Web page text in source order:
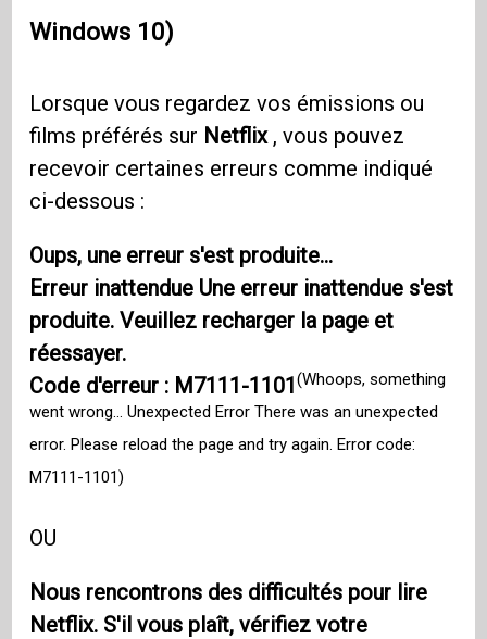
Windows 10)
Lorsque vous regardez vos émissions ou
films préférés sur Netflix, vous pouvez
recevoir certaines erreurs comme indiqué
ci-dessous :
Oups, une erreur s'est produite…
Erreur inattendue Une erreur inattendue s'est
produite. Veuillez recharger la page et
réessayer.
Code d'erreur : M7111-1101(Whoops, something
went wrong… Unexpected Error There was an unexpected
error. Please reload the page and try again. Error code:
M7111-1101)
OU
Nous rencontrons des difficultés pour lire
Netflix. S'il vous plaît, vérifiez votre